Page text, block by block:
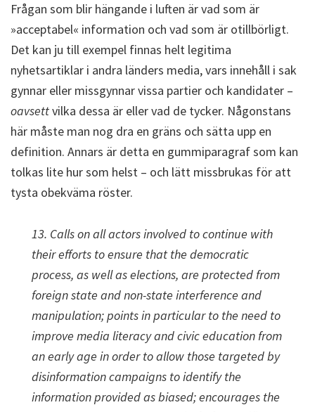
Frågan som blir hängande i luften är vad som är
»acceptabel« information och vad som är otillbörligt.
Det kan ju till exempel finnas helt legitima
nyhetsartiklar i andra länders media, vars innehåll i sak
gynnar eller missgynnar vissa partier och kandidater –
oavsettvilka dessa är eller vad de tycker. Någonstans
här måste man nog dra en gräns och sätta upp en
definition. Annars är detta en gummiparagraf som kan
tolkas lite hur som helst – och lätt missbrukas för att
tysta obekväma röster.
13. Calls on all actors involved to continue with
their efforts to ensure that the democratic
process, as well as elections, are protected from
foreign state and non-state interference and
manipulation; points in particular to the need to
improve media literacy and civic education from
an early age in order to allow those targeted by
disinformation campaigns to identify the
information provided as biased; encourages the